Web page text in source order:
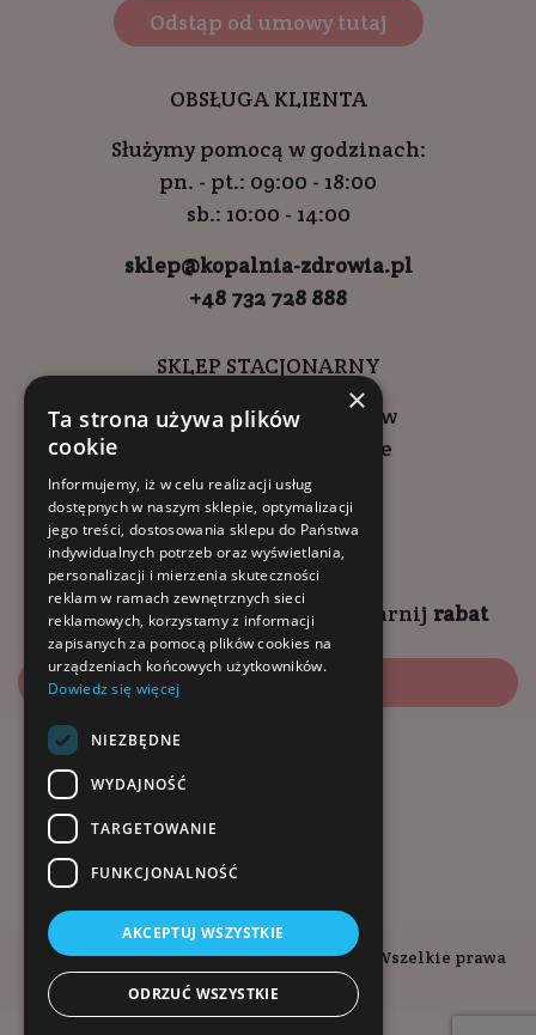
Odstąp od umowy tutaj
OBSŁUGA KLIENTA
Służymy pomocą w godzinach:
pn. - pt.: 09:00 - 18:00
sb.: 10:00 - 14:00
sklep@kopalnia-zdrowia.pl
+48 732 728 888
SKLEP STACJONARNY
ul. Wadowicka 6, Kraków
Kompleks Buma Square
godziny otwarcia:
9:00 - 18:00 (pon-pt)
10:00 - 14:00 (sob)
Zapisz się naNEWSLETTER zgarnij rabat
Zapisz się
Copyright © 2026. Kopalnia-Zdrowia.pl - Wszelkie prawa
×
Ta strona używa plików
cookie
Informujemy, iż w celu realizacji usług
dostępnych w naszym sklepie, optymalizacji
jego treści, dostosowania sklepu do Państwa
indywidualnych potrzeb oraz wyświetlania,
personalizacji i mierzenia skuteczności
reklam w ramach zewnętrznych sieci
reklamowych, korzystamy z informacji
zapisanych za pomocą plików cookies na
urządzeniach końcowych użytkowników.
Dowiedz się więcej
NIEZBĘDNE
WYDAJNOŚĆ
TARGETOWANIE
FUNKCJONALNOŚĆ
AKCEPTUJ WSZYSTKIE
ODRZUĆ WSZYSTKIE